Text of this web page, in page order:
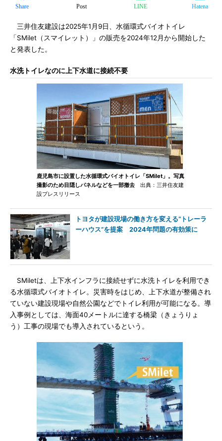
Share Post LINE Hatena
三井住友建設は2025年1月9日、水循環式バイオトイレ
「SMilet（スマイレット）」の販売を2024年12月から開始した
と発表した。
水洗トイレなのに上下水道に接続不要
鹿児島市に設置した水循環式バイオトイレ「SMilet」。写真
撮影のため目隠しパネルなどを一部撤去 出典：三井住友建
設プレスリリース
トヨタが建設現場の働き方を変える“トレーラ
ーハウス”を提案 2024年問題の有効策に
SMiletは、上下水インフラに接続せずに水洗トイレを利用でき
る水循環式バイオトイレ。災害時をはじめ、上下水道が整備され
ていない建設現場や自然公園などでトイレ利用が可能になる。導
入事例としては、海面40メートルに達する橋梁（きょうりょ
う）工事の現場でも導入されているという。